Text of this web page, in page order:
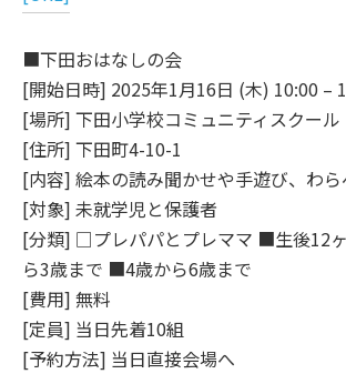
■下田おはなしの会
[開始日時] 2025年1月16日 (木) 10:00 –
[場所] 下田小学校コミュニティスクール
[住所] 下田町4-10-1
[内容] 絵本の読み聞かせや手遊び、わら
[対象] 未就学児と保護者
[分類] □プレパパとプレママ ■生後12
ら3歳まで ■4歳から6歳まで
[費用] 無料
[定員] 当日先着10組
[予約方法] 当日直接会場へ